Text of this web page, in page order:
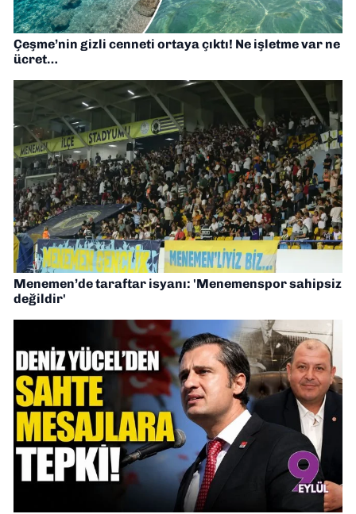
Çeşme’nin gizli cenneti ortaya çıktı! Ne işletme var ne
ücret…
Menemen’de taraftar isyanı: 'Menemenspor sahipsiz
değildir'